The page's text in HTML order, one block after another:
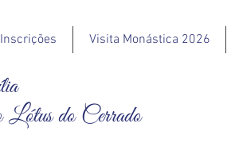
Inscrições Visita Monástica 2026
do Cerrado